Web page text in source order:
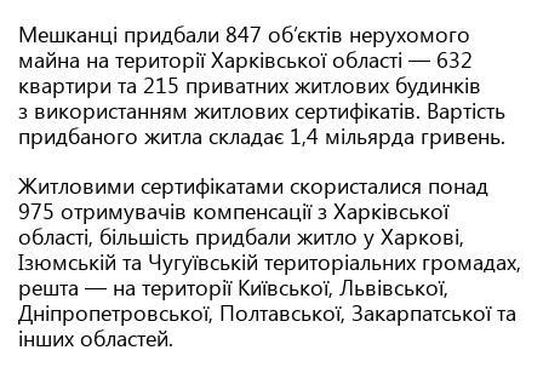
Мешканці придбали 847 об’єктів нерухомого
майна на території Харківської області — 632
квартири та 215 приватних житлових будинків
з використанням житлових сертифікатів. Вартість
придбаного житла складає 1,4 мільярда гривень.
Житловими сертифікатами скористалися понад
975 отримувачів компенсації з Харківської
області, більшість придбали житло у Харкові,
Ізюмській та Чугуївській територіальних громадах,
решта — на території Київської, Львівської,
Дніпропетровської, Полтавської, Закарпатської та
інших областей.